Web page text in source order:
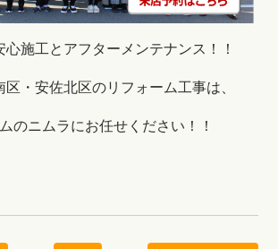
心施工とアフターメンテナンス！！
区・安佐北区のリフォーム工事は、
のニムラにお任せください！！